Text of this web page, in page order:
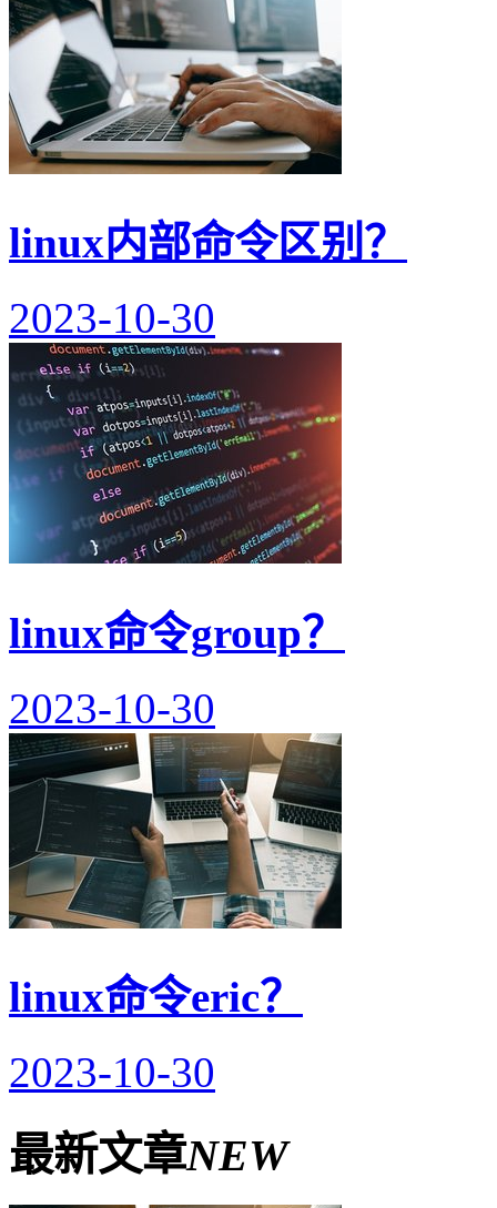
linux内部命令区别？
2023-10-30
linux命令group？
2023-10-30
linux命令eric？
2023-10-30
最新文章NEW